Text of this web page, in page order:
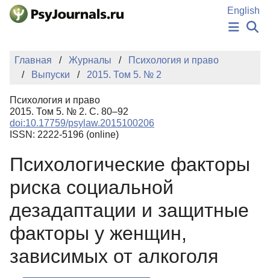
Перейти к основному содержанию
English
НОВОСТИ
ИЗДАНИЯ
ПОДАТЬ РУКОПИСЬ
БАЗА ЗНАНИЙ
КЛЮЧЕВЫЕ СЛОВА
Регистрация
Главная Журналы
Психология и право
Выпуски
2015. Том 5. № 2
Психология и право
2015. Том 5. № 2. С. 80–92
doi:10.17759/psylaw.2015100206
ISSN: 2222-5196 (online)
Психологические факторы
риска социальной
дезадаптации и защитные
факторы у женщин,
зависимых от алкоголя